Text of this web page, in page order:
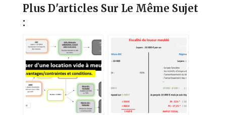
Plus D'articles Sur Le Même Sujet
: